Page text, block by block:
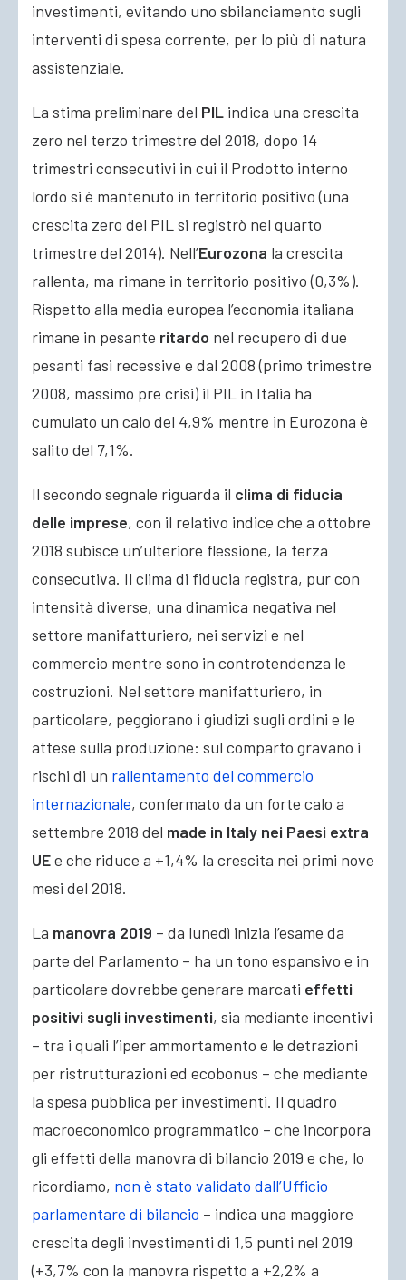
investimenti, evitando uno sbilanciamento sugli
interventi di spesa corrente, per lo più di natura
assistenziale.
La stima preliminare del PIL indica una crescita
zero nel terzo trimestre del 2018, dopo 14
trimestri consecutivi in cui il Prodotto interno
lordo si è mantenuto in territorio positivo (una
crescita zero del PIL si registrò nel quarto
trimestre del 2014). Nell’Eurozona la crescita
rallenta, ma rimane in territorio positivo (0,3%).
Rispetto alla media europea l’economia italiana
rimane in pesante ritardo nel recupero di due
pesanti fasi recessive e dal 2008 (primo trimestre
2008, massimo pre crisi) il PIL in Italia ha
cumulato un calo del 4,9% mentre in Eurozona è
salito del 7,1%.
Il secondo segnale riguarda il clima di fiducia
delle imprese, con il relativo indice che a ottobre
2018 subisce un’ulteriore flessione, la terza
consecutiva. Il clima di fiducia registra, pur con
intensità diverse, una dinamica negativa nel
settore manifatturiero, nei servizi e nel
commercio mentre sono in controtendenza le
costruzioni. Nel settore manifatturiero, in
particolare, peggiorano i giudizi sugli ordini e le
attese sulla produzione: sul comparto gravano i
rischi di un rallentamento del commercio
internazionale, confermato da un forte calo a
settembre 2018 del made in Italy nei Paesi extra
UEe che riduce a +1,4% la crescita nei primi nove
mesi del 2018.
La manovra 2019 – da lunedì inizia l’esame da
parte del Parlamento – ha un tono espansivo e in
particolare dovrebbe generare marcati effetti
positivi sugli investimenti, sia mediante incentivi
– tra i quali l’iper ammortamento e le detrazioni
per ristrutturazioni ed ecobonus – che mediante
la spesa pubblica per investimenti. Il quadro
macroeconomico programmatico – che incorpora
gli effetti della manovra di bilancio 2019 e che, lo
ricordiamo, non è stato validato dall’Ufficio
parlamentare di bilancio – indica una maggiore
crescita degli investimenti di 1,5 punti nel 2019
(+3,7% con la manovra rispetto a +2,2% a